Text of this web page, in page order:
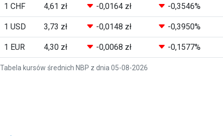
Tabela kursów średnich NBP z dnia 05-08-2026
1 CHF 4,61 zł -0,0164 zł -0,3546%
1 USD 3,73 zł -0,0148 zł -0,3950%
1 EUR 4,30 zł -0,0068 zł -0,1577%